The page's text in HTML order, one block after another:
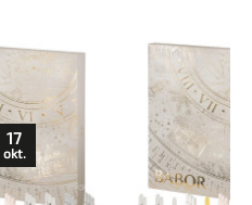
17
okt.